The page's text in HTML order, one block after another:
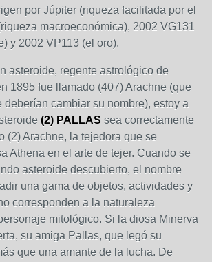
por Júpiter (riqueza facilitada por el
macroeconómica), 2002 VG131
y 2002 VP113 (el oro).
asteroide, regente astrológico de
1895 fue llamado (407) Arachne (que
deberían cambiar su nombre), estoy a
(2) PALLAS sea correctamente
(2) Arachne, la tejedora que se
Athena en el arte de tejer. Cuando se
asteroide descubierto, el nombre
una gama de objetos, actividades y
corresponden a la naturaleza
mitológico. Si la diosa Minerva
su amiga Pallas, que legó su
que una amante de la lucha. De